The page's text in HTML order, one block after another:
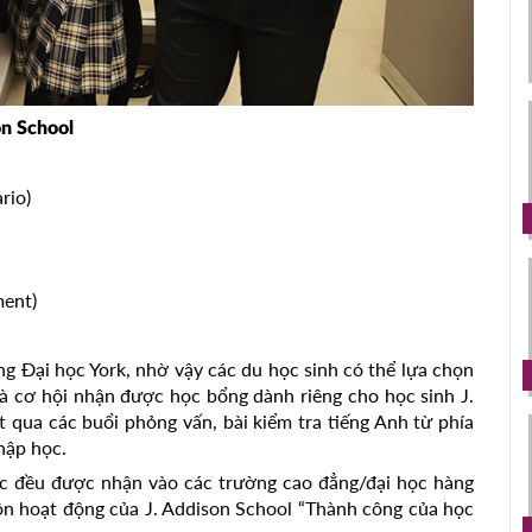
School
Đại học York, nhờ vậy các du học sinh có thể lựa chọn
hội nhận được học bổng dành riêng cho học sinh J.
các buổi phỏng vấn, bài kiểm tra tiếng Anh từ phía
học.
được nhận vào các trường cao đẳng/đại học hàng
hoạt động của J. Addison School “Thành công của học